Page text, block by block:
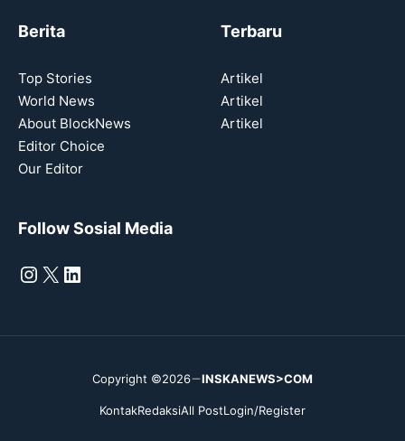
Berita
Top Stories
World News
About BlockNews
Editor Choice
Our Editor
Terbaru
Artikel
Artikel
Artikel
Follow Sosial Media
Instagram
X LinkedIn
Copyright ©2026 INSKANEWS>COM
KontakRedaksiAll PostLogin/Register